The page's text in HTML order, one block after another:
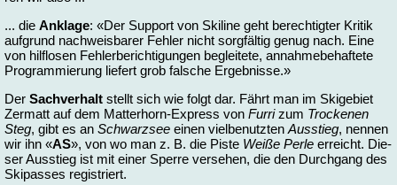
... die An­kla­ge: «Der Sup­port von Ski­line geht be­rech­tig­ter Kri­tik
auf­grund nach­weis­ba­rer Feh­ler nicht sorg­fäl­tig ge­nug nach. Ei­ne
von hilf­lo­sen Feh­ler­be­rich­ti­gun­gen be­glei­te­te, an­nah­me­be­haf­te­te
Pro­gram­mie­rung lie­fert grob falsche Er­geb­nis­se.»
Der Sach­ver­halt stellt sich wie folgt dar. Fährt man im Ski­ge­biet
Zer­matt auf dem Mat­ter­horn-Express von Fur­rizum Tro­cke­nen
Steg, gibt es an Schwarz­see ei­nen viel­be­nutz­ten Aus­stieg, nen­nen
wir ihn «AS», von wo man z. B. die Pis­te Wei­ße Per­le er­reicht. Die­
ser Aus­stieg ist mit ei­ner Sper­re ver­se­hen, die den Durch­gang des
Ski­pas­ses re­gis­triert.